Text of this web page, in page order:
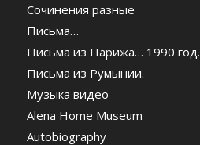
Сочинения разные
Письма…
Письма из Парижа… 1990 год.
Письма из Румынии.
Музыка видео
Alena Home Museum
Autobiography